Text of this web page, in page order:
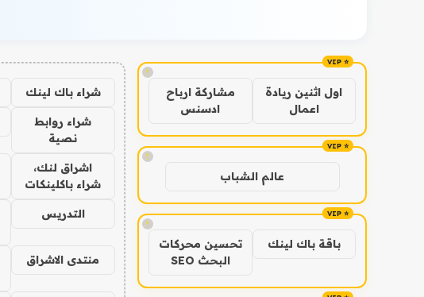
!
اول اثنين ريادة
اعمال
مشاركة ارباح
ادسنس
!
عالم الشباب
!
باقة باك لينك
تحسين محركات
البحث SEO
شراء باك لينك
شراء روابط
نصية
اشراق لنك،
شراء باكلينكات
التدريس
منتدى الاشراق